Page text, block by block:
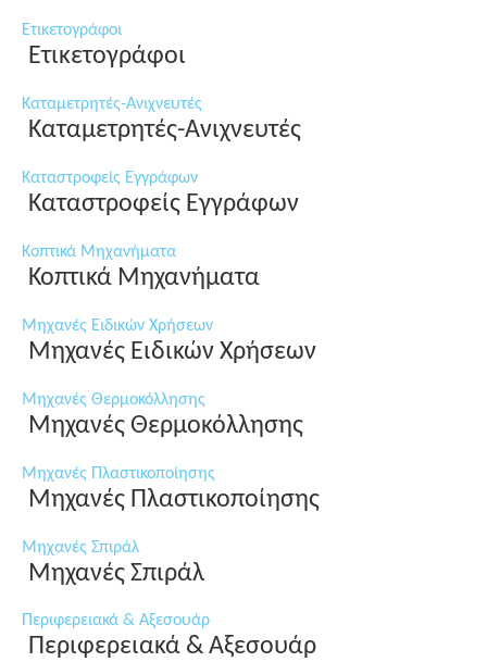
Ετικετογράφοι
Ετικετογράφοι
Καταμετρητές-Ανιχνευτές
Καταμετρητές-Ανιχνευτές
Καταστροφείς Εγγράφων
Καταστροφείς Εγγράφων
Κοπτικά Μηχανήματα
Κοπτικά Μηχανήματα
Μηχανές Ειδικών Χρήσεων
Μηχανές Ειδικών Χρήσεων
Μηχανές Θερμοκόλλησης
Μηχανές Θερμοκόλλησης
Μηχανές Πλαστικοποίησης
Μηχανές Πλαστικοποίησης
Μηχανές Σπιράλ
Μηχανές Σπιράλ
Περιφερειακά & Αξεσουάρ
Περιφερειακά & Αξεσουάρ